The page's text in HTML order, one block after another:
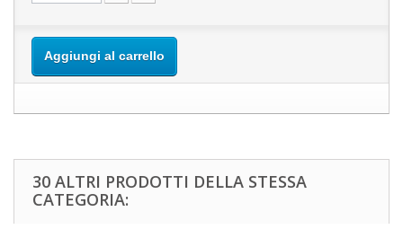
Aggiungi al carrello
30 ALTRI PRODOTTI DELLA STESSA
CATEGORIA: